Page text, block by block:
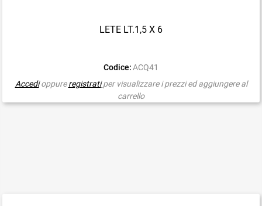
LETE LT.1,5 X 6
Codice: ACQ41
Accedioppureregistrati per visualizzare i prezzi ed aggiungere al
carrello